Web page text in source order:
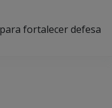
fortalecer defesa